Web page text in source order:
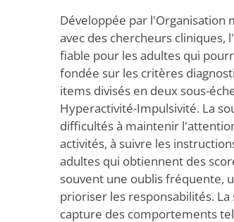
Développée par l'Organisation
avec des chercheurs cliniques,
fiable pour les adultes qui
fondée sur les critères
items divisés en deux sous-
Hyperactivité-Impulsivité. La
difficultés à maintenir
activités, à suivre les
adultes qui obtiennent des
souvent une oublis fréquente,
prioriser les responsabilités.
capture des comportements